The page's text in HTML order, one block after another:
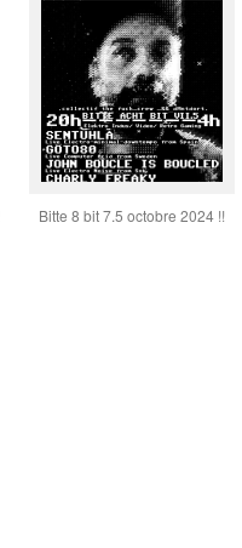
Bitte 8 bit 7.5 octobre 2024 !!